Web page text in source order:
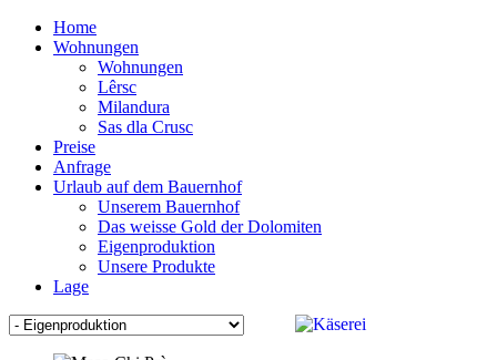
Home
Wohnungen
Wohnungen
Lêrsc
Milandura
Sas dla Crusc
Preise
Anfrage
Urlaub auf dem Bauernhof
Unserem Bauernhof
Das weisse Gold der Dolomiten
Eigenproduktion
Unsere Produkte
Lage